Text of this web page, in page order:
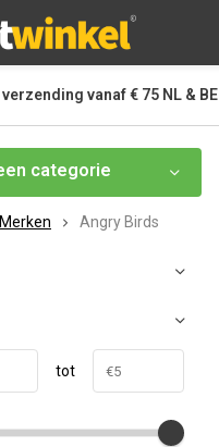
verzending vanaf€ 75 NL & BE
categorie
Merken Angry Birds
tot